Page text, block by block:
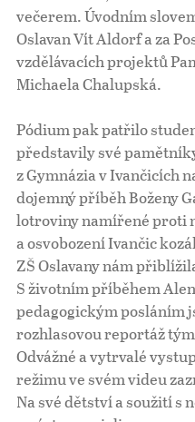
večerem. Úvodním
Oslavan Vít Aldorf a za
vzdělávacích projektů
Michaela Chalupská.
Pódium pak patřilo
představily své
z Gymnázia v Ivančicích
dojemný příběh Boženy
lotroviny namířené proti
a osvobození Ivančic
ZŠ Oslavany nám
S životním příběhem
pedagogickým posláním
rozhlasovou reportáž
Odvážné a vytrvalé
režimu ve svém videu
Na své dětství a soužití s